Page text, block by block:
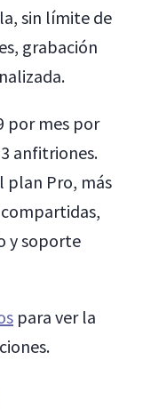
sin límite de
grabación
por mes por
anfitriones.
plan Pro, más
y soporte
para ver la